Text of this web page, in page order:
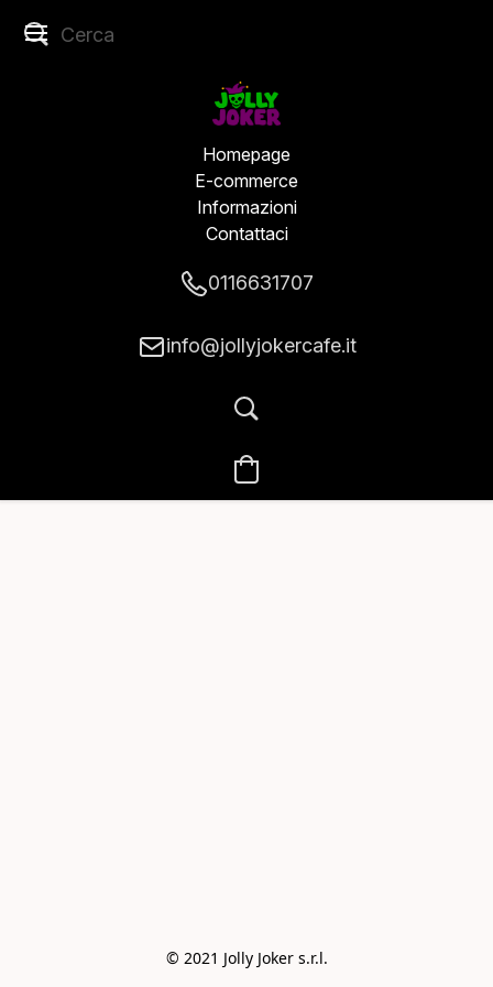
Homepage
E-commerce
Informazioni
Contattaci
0116631707
info@jollyjokercafe.it
© 2021 Jolly Joker s.r.l.